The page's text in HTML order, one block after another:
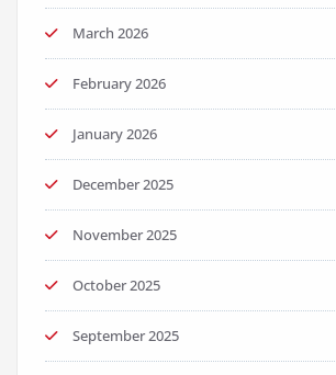
March 2026
February 2026
January 2026
December 2025
November 2025
October 2025
September 2025